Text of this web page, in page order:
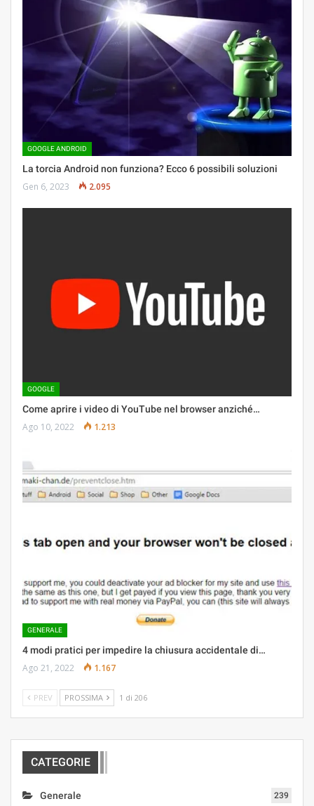
GOOGLE ANDROID
La torcia Android non funziona? Ecco 6 possibili soluzioni
Gen 6, 2023 2.095
GOOGLE
Come aprire i video di YouTube nel browser anziché…
Ago 10, 2022 1.213
GENERALE
4 modi pratici per impedire la chiusura accidentale di…
Ago 21, 2022 1.167
PREV PROSSIMA 1 di 206
CATEGORIE
Generale 239